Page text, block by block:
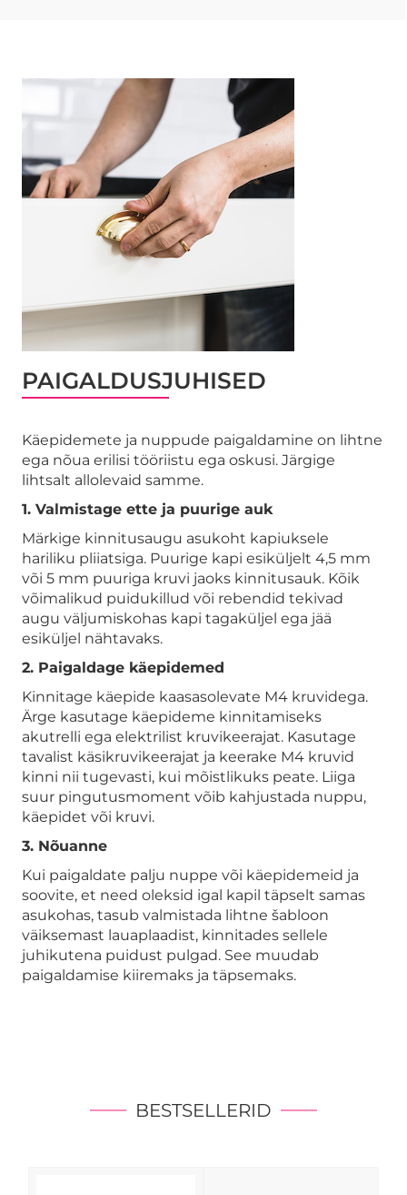
PAIGALDUSJUHISED
Käepidemete ja nuppude paigaldamine on lihtne
ega nõua erilisi tööriistu ega oskusi. Järgige
lihtsalt allolevaid samme.
1. Valmistage ette ja puurige auk
Märkige kinnitusaugu asukoht kapiuksele
hariliku pliiatsiga. Puurige kapi esiküljelt 4,5 mm
või 5 mm puuriga kruvi jaoks kinnitusauk. Kõik
võimalikud puidukillud või rebendid tekivad
augu väljumiskohas kapi tagaküljel ega jää
esiküljel nähtavaks.
2. Paigaldage käepidemed
Kinnitage käepide kaasasolevate M4 kruvidega.
Ärge kasutage käepideme kinnitamiseks
akutrelli ega elektrilist kruvikeerajat. Kasutage
tavalist käsikruvikeerajat ja keerake M4 kruvid
kinni nii tugevasti, kui mõistlikuks peate. Liiga
suur pingutusmoment võib kahjustada nuppu,
käepidet või kruvi.
3. Nõuanne
Kui paigaldate palju nuppe või käepidemeid ja
soovite, et need oleksid igal kapil täpselt samas
asukohas, tasub valmistada lihtne šabloon
väiksemast lauaplaadist, kinnitades sellele
juhikutena puidust pulgad. See muudab
paigaldamise kiiremaks ja täpsemaks.
BESTSELLERID